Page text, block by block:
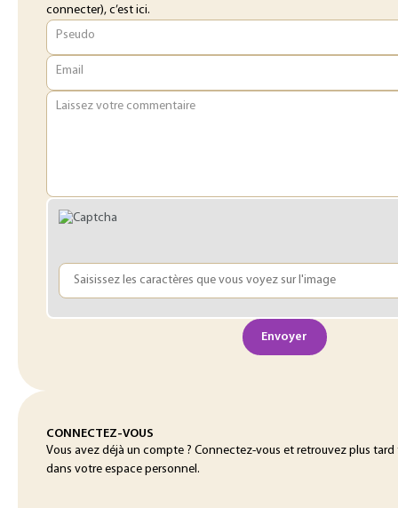
connecter), c’est ici.
Pseudo
Email
Laissez votre commentaire
Envoyer
CONNECTEZ-VOUS
Vous avez déjà un compte ? Connectez-vous et retrouvez plus
dans votre espace personnel.